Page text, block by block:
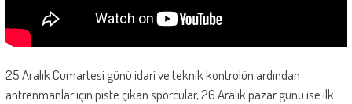
25 Aralık Cumartesi günü idari ve teknik kontrolün ardından
antrenmanlar için piste çıkan sporcular, 26 Aralık pazar günü ise ilk